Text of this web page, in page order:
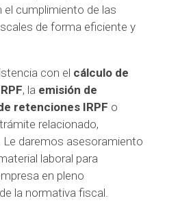
cumplimiento de las
de forma eficiente y
con el cálculo de
, la emisión de
retenciones IRPF o
relacionado,
. Le daremos asesoramiento
laboral para
en pleno
la normativa fiscal.